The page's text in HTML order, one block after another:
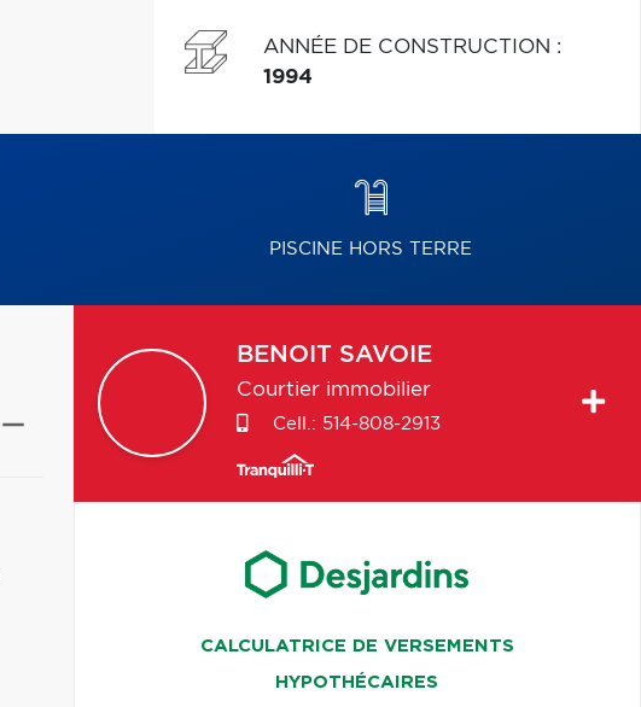
ANNÉE DE CONSTRUCTION :
1994
PISCINE HORS TERRE
BENOIT SAVOIE
Courtier immobilier
Cell.: 514-808-2913
CALCULATRICE DE VERSEMENTS
HYPOTHÉCAIRES